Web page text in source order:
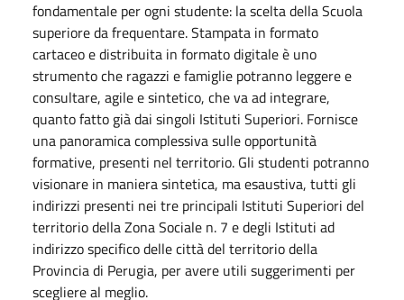
fondamentale per ogni studente: la scelta della Scuola
superiore da frequentare. Stampata in formato
cartaceo e distribuita in formato digitale è uno
strumento che ragazzi e famiglie potranno leggere e
consultare, agile e sintetico, che va ad integrare,
quanto fatto già dai singoli Istituti Superiori. Fornisce
una panoramica complessiva sulle opportunità
formative, presenti nel territorio. Gli studenti potranno
visionare in maniera sintetica, ma esaustiva, tutti gli
indirizzi presenti nei tre principali Istituti Superiori del
territorio della Zona Sociale n. 7 e degli Istituti ad
indirizzo specifico delle città del territorio della
Provincia di Perugia, per avere utili suggerimenti per
scegliere al meglio.